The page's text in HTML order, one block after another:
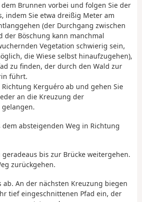
Brunnen vorbei und folgen Sie der
indem Sie etwa dreißig Meter am
(der Durchgang zwischen
der Böschung kann manchmal
Vegetation schwierig sein,
die Wiese selbst hinaufzugehen),
zu finden, der durch den Wald zur
führt.
Kerguéro ab und gehen Sie
an die Kreuzung der
dem absteigenden Weg in Richtung
bis zur Brücke weitergehen.
zurückgehen.
ab. An der nächsten Kreuzung biegen
tief eingeschnittenen Pfad ein, der